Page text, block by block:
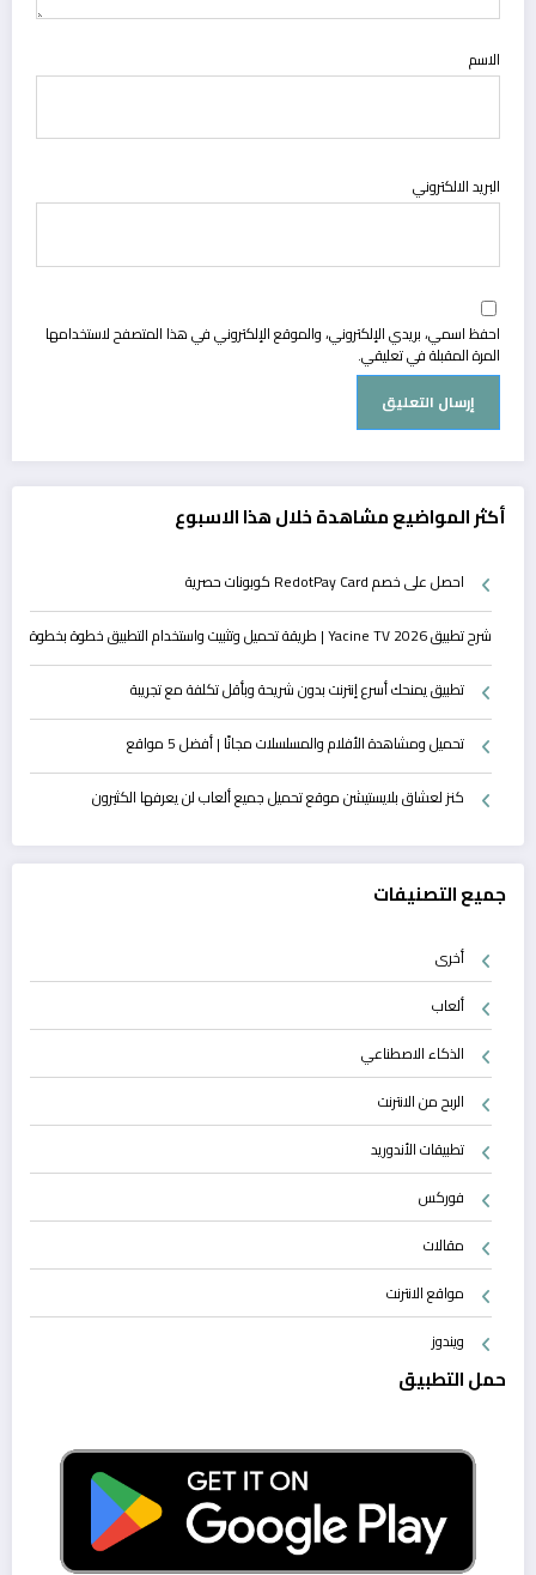
الاسم
البريد الالكتروني
احفظ اسمي، بريدي الإلكتروني، والموقع الإلكتروني في هذا المتصفح لاستخدامها
المرة المقبلة في تعليقي.
أكثر المواضيع مشاهدة خلال هذا الاسبوع
احصل على خصم RedotPay Card كوبونات حصرية
شرح تطبيق Yacine TV 2026 | طريقة تحميل وتثبيت واستخدام التطبيق خطوة بخطوة
تطبيق يمنحك أسرع إنترنت بدون شريحة وبأقل تكلفة مع تجريبة
تحميل ومشاهدة الأفلام والمسلسلات مجانًا | أفضل 5 مواقع
كنز لعشاق بلايستيشن موقع تحميل جميع ألعاب لن يعرفها الكثيرون
جميع التصنيفات
أخرى
ألعاب
الذكاء الاصطناعي
الربح من الانترنت
تطبيقات الأندوريد
فوركس
مقالات
مواقع الانترنت
ويندوز
حمل التطبيق